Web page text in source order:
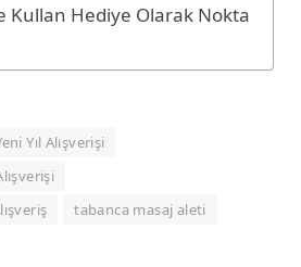
Kullan Hediye Olarak Nokta
Yıl Alışverişi
tabanca masaj aleti